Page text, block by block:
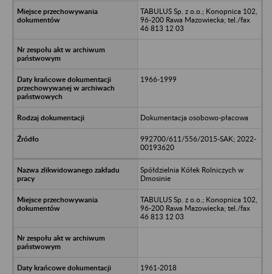
TABULUS Sp. z o.o.; Konopnica 102,
96-200 Rawa Mazowiecka; tel./fax
46 813 12 03
1966-1999
Dokumentacja osobowo-płacowa
992700/611/556/2015-SAK; 2022-
00193620
Spółdzielnia Kółek Rolniczych w
Dmosinie
TABULUS Sp. z o.o.; Konopnica 102,
96-200 Rawa Mazowiecka; tel./fax
46 813 12 03
1961-2018